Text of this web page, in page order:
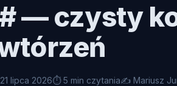
— czysty
lipca 2026⏱ 5 min czytania✍️ Mariusz